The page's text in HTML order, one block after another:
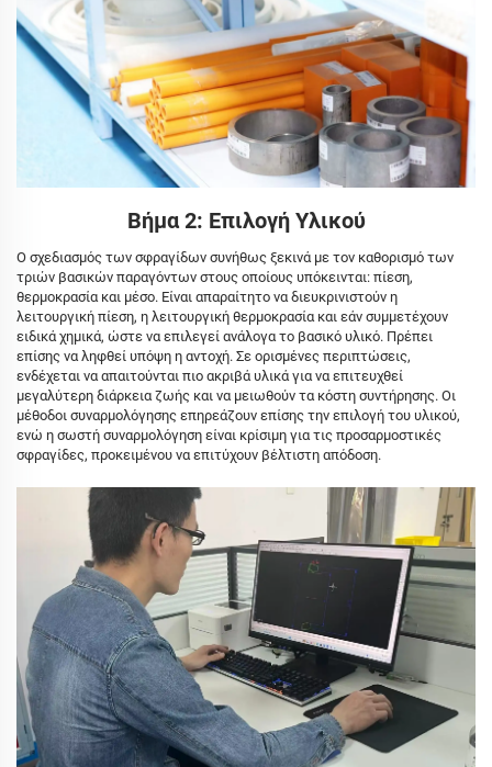
Βήμα 2: Επιλογή Υλικού
Ο σχεδιασμός των σφραγίδων συνήθως ξεκινά με τον καθορισμό των
τριών βασικών παραγόντων στους οποίους υπόκεινται: πίεση,
θερμοκρασία και μέσο. Είναι απαραίτητο να διευκρινιστούν η
λειτουργική πίεση, η λειτουργική θερμοκρασία και εάν συμμετέχουν
ειδικά χημικά, ώστε να επιλεγεί ανάλογα το βασικό υλικό. Πρέπει
επίσης να ληφθεί υπόψη η αντοχή. Σε ορισμένες περιπτώσεις,
ενδέχεται να απαιτούνται πιο ακριβά υλικά για να επιτευχθεί
μεγαλύτερη διάρκεια ζωής και να μειωθούν τα κόστη συντήρησης. Οι
μέθοδοι συναρμολόγησης επηρεάζουν επίσης την επιλογή του υλικού,
ενώ η σωστή συναρμολόγηση είναι κρίσιμη για τις προσαρμοστικές
σφραγίδες, προκειμένου να επιτύχουν βέλτιστη απόδοση.